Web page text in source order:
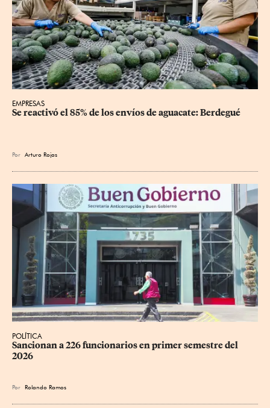
EMPRESAS
Se reactivó el 85% de los envíos de aguacate: Berdegué
Por Arturo Rojas
POLÍTICA
Sancionan a 226 funcionarios en primer semestre del
2026
Por Rolando Ramos